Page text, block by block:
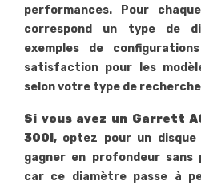
performances. Pour
correspond un type de
exemples de
satisfaction pour les
selon votre type de
Si vous avez un Garrett
300i, optez pour un disque
gagner en profondeur sans
car ce diamètre passe à